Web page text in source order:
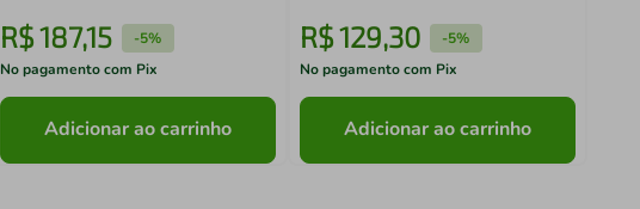
R$187,15 -5%
No pagamento com Pix
Adicionar ao carrinho
R$129,30 -5%
No pagamento com Pix
Adicionar ao carrinho